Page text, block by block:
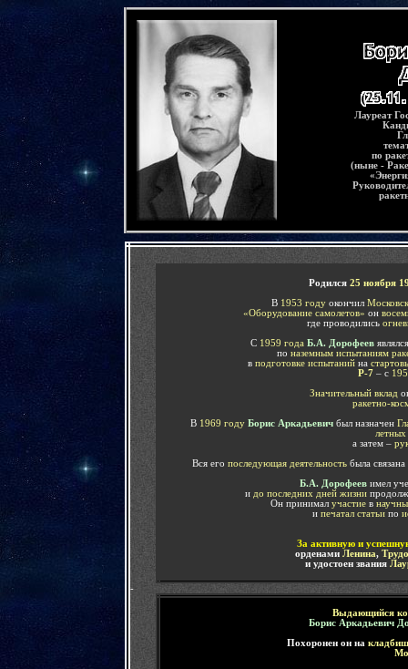
Лауреат
по
(ныне -
Родился 25 ноября
В1953 году окончил
«Оборудование самолетов» он
где проводились
С 1959 года Б.А. Дорофеев
по наземным испытаниям
в подготовке испытаний на
Р-7 – с
Значительный вклад
ракетно-
В 1969 году Борис Аркадьевич был назначен
а затем –
Вся его последующая деятельность была
Б.А. Дорофеевимел
идо последних дней жизни
Он принимал участие в
и печатал статьи по
За активную и
орденами Ленина,
и удостоен звания
-
Выдающийся
Борис Аркадьевич
Похоронен он на